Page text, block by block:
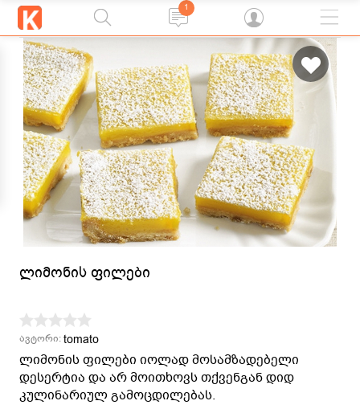
1
ლიმონის ფილები
ავტორი:tomato
ლიმონის ფილები იოლად მოსამზადებელი
დესერტია და არ მოითხოვს თქვენგან დიდ
კულინარიულ გამოცდილებას.